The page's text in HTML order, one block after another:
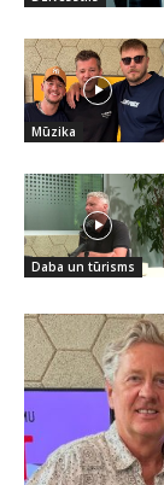
Mūzika
Daba un tūrisms